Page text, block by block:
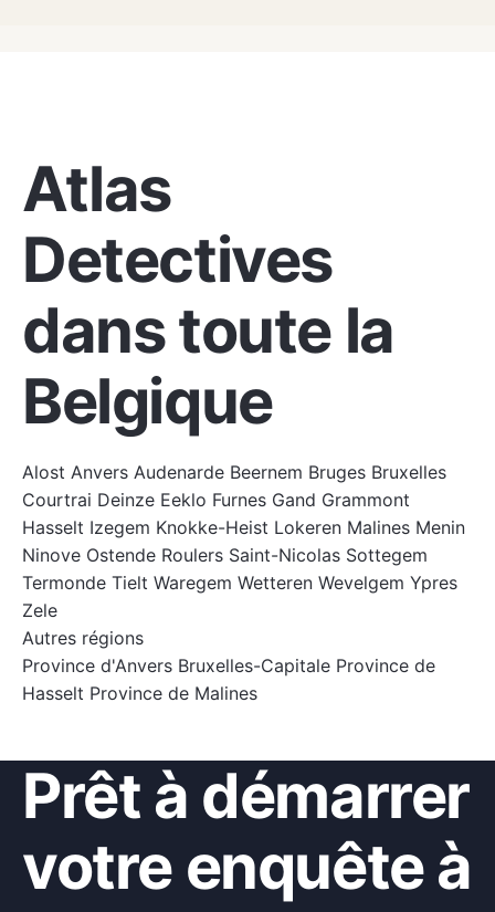
Atlas
Detectives
dans toute la
Belgique
Alost Anvers Audenarde Beernem Bruges Bruxelles
Courtrai Deinze Eeklo Furnes Gand Grammont
Hasselt Izegem Knokke-Heist Lokeren Malines Menin
Ninove Ostende Roulers Saint-Nicolas Sottegem
Termonde Tielt Waregem Wetteren Wevelgem Ypres
Zele
Autres régions
Province d'Anvers Bruxelles-Capitale Province de
Hasselt Province de Malines
Prêt à démarrer
votre enquête à